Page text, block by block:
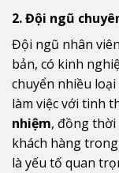
2. Đội ngũ
Đội ngũ nhân
bản, có kinh
chuyển nhiều
làm việc với tinh
nhiệm, đồng
khách hàng
là yếu tố quan